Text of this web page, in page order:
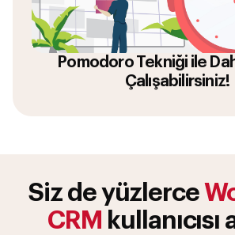
Pomodoro Tekniği ile
Çalışabilirsiniz!
Siz de yüzlerce
CRM kullanıcısı